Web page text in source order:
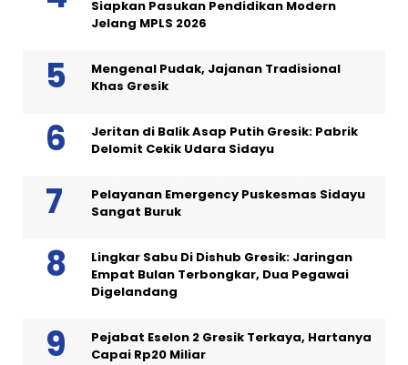
Siapkan Pasukan Pendidikan Modern
Jelang MPLS 2026
Mengenal Pudak, Jajanan Tradisional
Khas Gresik
Jeritan di Balik Asap Putih Gresik: Pabrik
Delomit Cekik Udara Sidayu
Pelayanan Emergency Puskesmas Sidayu
Sangat Buruk
Lingkar Sabu Di Dishub Gresik: Jaringan
Empat Bulan Terbongkar, Dua Pegawai
Digelandang
Pejabat Eselon 2 Gresik Terkaya, Hartanya
Capai Rp20 Miliar